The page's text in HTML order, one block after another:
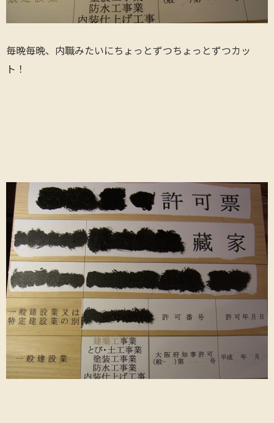
毎晩毎晩、内職みたいにちょっとずつちょっとずつカッ
ト！